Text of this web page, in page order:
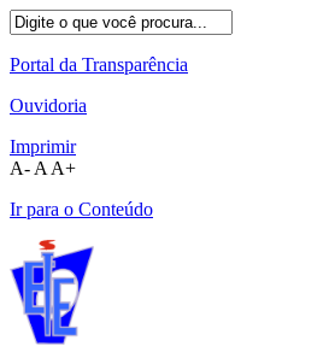
Portal da Transparência
Ouvidoria
Imprimir
A- A A+
Ir para o Conteúdo